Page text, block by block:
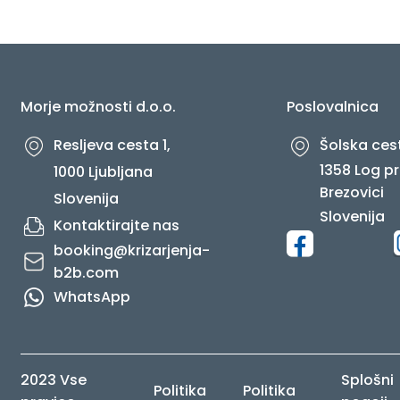
O NAS
Morje možnosti d.o.o.
Resljeva cesta 1,
1000 Ljubljana
Slovenija
Kontaktirajte nas
booking@krizarjenja-
b2b.com
WhatsApp
Poslovalnica
Šolska
1358 Log
Brezovici
Slovenija
2023 Vse
Politika Politika
Splošni